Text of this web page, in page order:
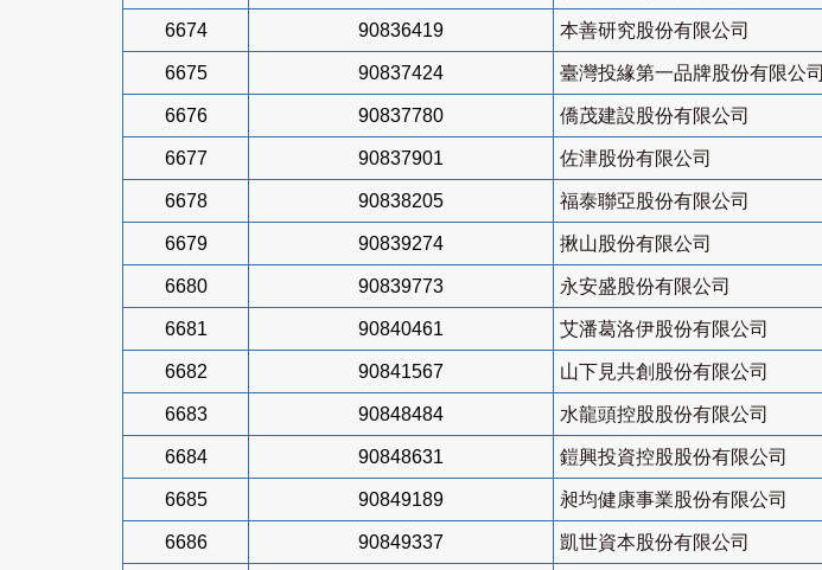
6674 90836419 本善研究股份有限公司
6675 90837424 臺灣投緣第一品牌股份有限公司
6676 90837780 僑茂建設股份有限公司
6677 90837901 佐津股份有限公司
6678 90838205 福泰聯亞股份有限公司
6679 90839274 揪山股份有限公司
6680 90839773 永安盛股份有限公司
6681 90840461 艾潘葛洛伊股份有限公司
6682 90841567 山下見共創股份有限公司
6683 90848484 水龍頭控股股份有限公司
6684 90848631 鎧興投資控股股份有限公司
6685 90849189 昶均健康事業股份有限公司
6686 90849337 凱世資本股份有限公司